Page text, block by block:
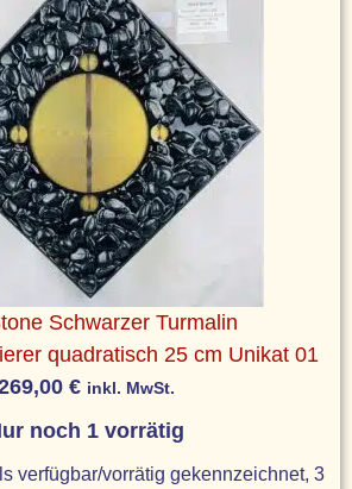
Schwarzer Turmalin
quadratisch 25 cm Unikat 01
€ inkl. MwSt.
noch 1 vorrätig
verfügbar/vorrätig gekennzeichnet, 3